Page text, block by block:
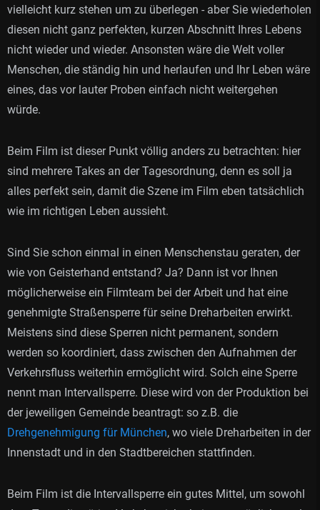
vielleicht kurz stehen um zu überlegen - aber Sie wiederholen
diesen nicht ganz perfekten, kurzen Abschnitt Ihres Lebens
nicht wieder und wieder. Ansonsten wäre die Welt voller
Menschen, die ständig hin und herlaufen und Ihr Leben wäre
eines, das vor lauter Proben einfach nicht weitergehen
würde.
Beim Film ist dieser Punkt völlig anders zu betrachten: hier
sind mehrere Takes an der Tagesordnung, denn es soll ja
alles perfekt sein, damit die Szene im Film eben tatsächlich
wie im richtigen Leben aussieht.
Sind Sie schon einmal in einen Menschenstau geraten, der
wie von Geisterhand entstand? Ja? Dann ist vor Ihnen
möglicherweise ein Filmteam bei der Arbeit und hat eine
genehmigte Straßensperre für seine Dreharbeiten erwirkt.
Meistens sind diese Sperren nicht permanent, sondern
werden so koordiniert, dass zwischen den Aufnahmen der
Verkehrsfluss weiterhin ermöglicht wird. Solch eine Sperre
nennt man Intervallsperre. Diese wird von der Produktion bei
der jeweiligen Gemeinde beantragt: so z.B. die
Drehgenehmigung für München, wo viele Dreharbeiten in der
Innenstadt und in den Stadtbereichen stattfinden.
Beim Film ist die Intervallsperre ein gutes Mittel, um sowohl